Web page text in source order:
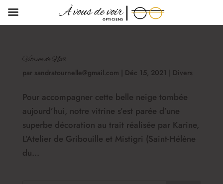
Vitrine de Noël
par sandratournelle@gmail.com | Déc 15, 2021 | Divers
Pour accompagner cette belle neige tombée
aujourd’hui, notre vitrine s’est parée d’une
superbe décoration au trait réalisée par Karine,
L’Atelier de Gribouille et Mistigri (Saint-Hélène
du...